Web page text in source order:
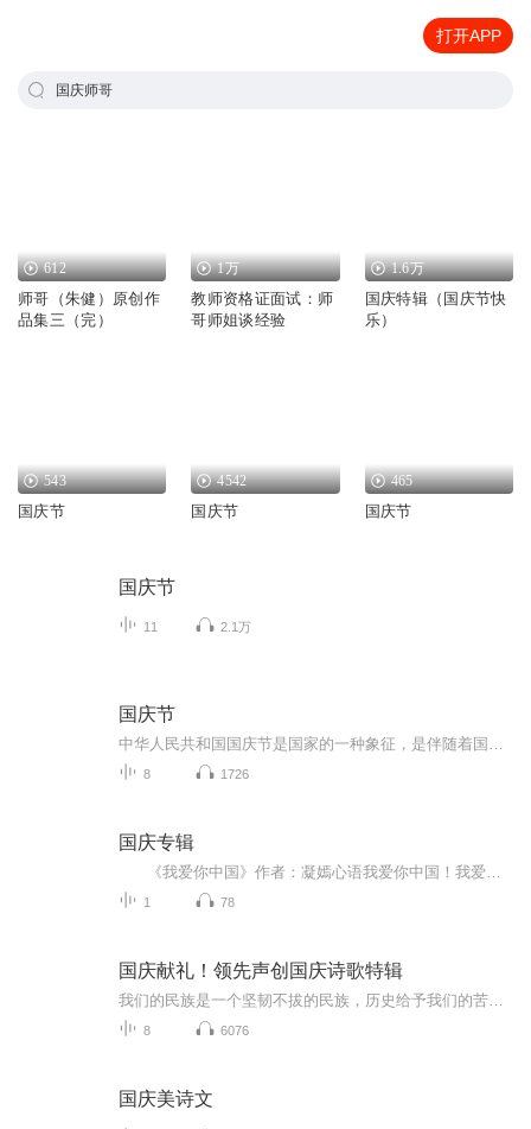
打开APP
国庆师哥
612
师哥（朱健）原创作
品集三（完）
1万
教师资格证面试：师
哥师姐谈经验
1.6万
国庆特辑（国庆节快
乐）
543
国庆节
4542
国庆节
465
国庆节
国庆节
11 2.1万
国庆节
8 1726
国庆专辑
1 78
国庆献礼！领先声创国庆诗歌特辑
8 6076
国庆美诗文